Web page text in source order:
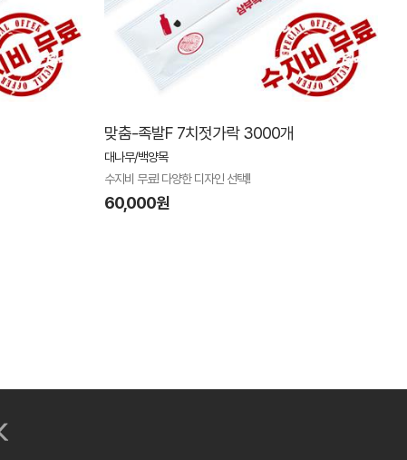
맞춤-족발F 7치젓가락 3000개
대나무/백양목
수지비 무료! 다양한 디자인 선택!!
60,000원